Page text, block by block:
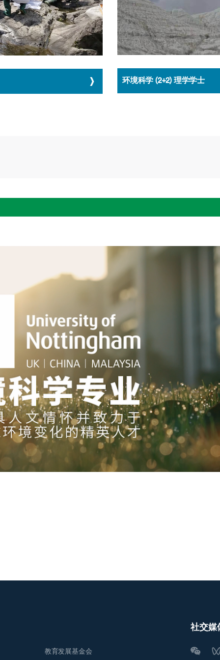
环境科学 (2+2) 理学学士
教育发展基金会
社交媒